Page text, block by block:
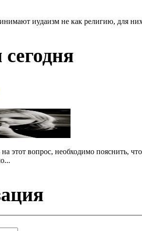
иудаизм не как религию, для
этот вопрос, необходимо пояснить,